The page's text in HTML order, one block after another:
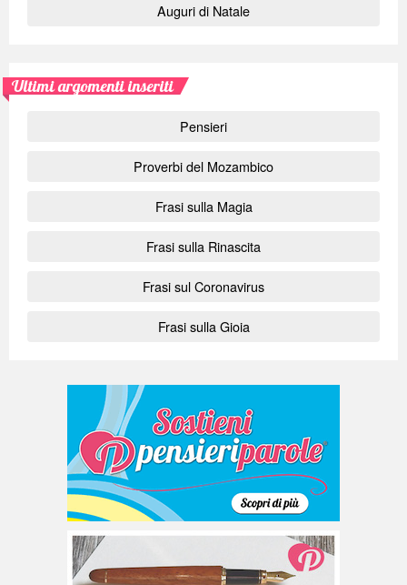
Auguri di Natale
Ultimi argomenti inseriti
Pensieri
Proverbi del Mozambico
Frasi sulla Magia
Frasi sulla Rinascita
Frasi sul Coronavirus
Frasi sulla Gioia